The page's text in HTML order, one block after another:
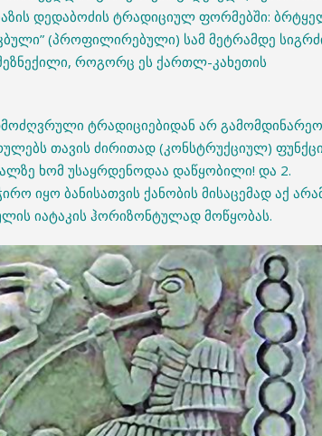
დედაბოძის ტრადიციულ ფორმებში:
(პროფილირებული) სამ მეტრამდე
როგორც ეს ქართლ-კახეთის
ტრადიციებიდან არ
თავის ძირითად (კონსტრუქციულ)
ხომ უსაყრდენოდაა დაწყობილი! და 2.
იყო ბანისათვის ქანობის მისაცემად აქ
იატაკის ჰორიზონტულად მოწყობას.